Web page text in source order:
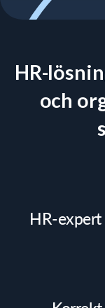
HR-
och
HR-expert